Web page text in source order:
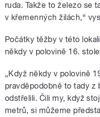
ruda. Takže to železo se
v křemenných žilách,“
Počátky těžby v této
někdy v polovině 16.
„Když někdy v polovině
pravděpodobně to tady z
odstřelili. Čili my, když
metrů, si můžeme